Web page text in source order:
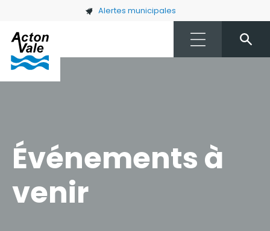
Skip to main content Alertes municipales
Événements à
venir